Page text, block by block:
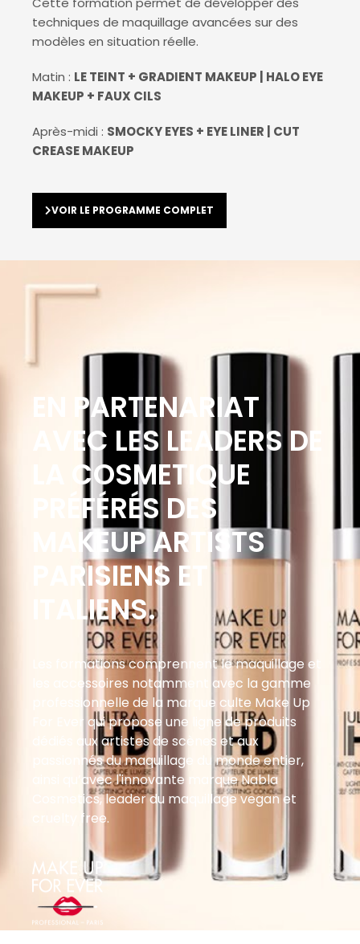
techniques de maquillage avancées sur des
modèles en situation réelle.
Matin : LE TEINT + GRADIENT MAKEUP | HALO EYE
MAKEUP + FAUX CILS
Après-midi : SMOCKY EYES + EYE LINER | CUT
CREASE MAKEUP
VOIR LE PROGRAMME COMPLET
EN PARTENARIAT
AVEC LES LEADERS DE
LA COSMETIQUE
PRÉFÉRÉS DES
MAKEUP ARTISTS
PARISIENS ET
ITALIENS.
Les formations comprennent le maquillage et
les accessoires notamment avec la gamme
professionnelle de la marque culte Make Up
For Ever qui propose une ligne de produits
dédiés aux artistes de scènes et aux
passionnés du maquillage du monde entier,
ainsi qu’avec l'innovante marque Nabla
Cosmetics, leader du maquillage vegan et
cruelty free.